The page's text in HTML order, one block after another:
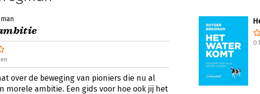
over de beweging van pioniers die nu al
morele ambitie. Een gids voor hoe ook jij het
0